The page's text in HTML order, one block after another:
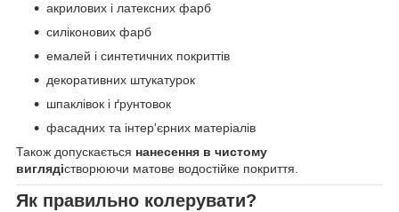
акрилових і латексних фарб
силіконових фарб
емалей і синтетичних покриттів
декоративних штукатурок
шпаклівок і ґрунтовок
фасадних та інтер'єрних матеріалів
Також допускається нанесення в чистому
виглядістворюючи матове водостійке покриття.
Як правильно колерувати?